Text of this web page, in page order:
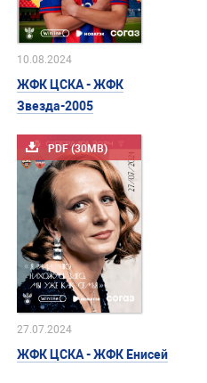
10.08.2024
ЖФК ЦСКА - ЖФК
Звезда-2005
PDF (30MB)
27.07.2024
ЖФК ЦСКА - ЖФК Енисей